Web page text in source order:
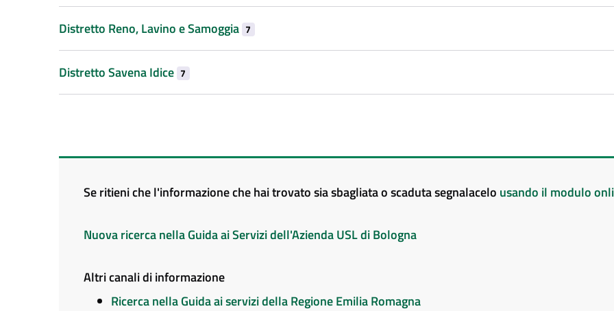
Distretto Reno, Lavino e Samoggia 7
Distretto Savena Idice 7
Se ritieni che l'informazione che hai trovato sia sbagliata o scaduta segnalacelo usando il modulo
Nuova ricerca nella Guida ai Servizi dell'Azienda USL di Bologna
Altri canali di informazione
Ricerca nella Guida ai servizi della Regione Emilia Romagna